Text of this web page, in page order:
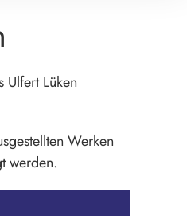
Lüken
Werken
werden.